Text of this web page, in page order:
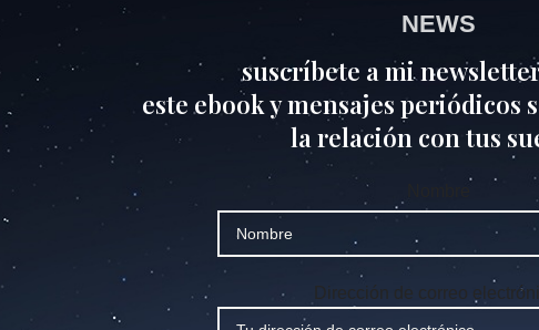
NEWS
suscríbete a mi
este ebook y mensajes periódicos
la relación con tus
Dirección de correo